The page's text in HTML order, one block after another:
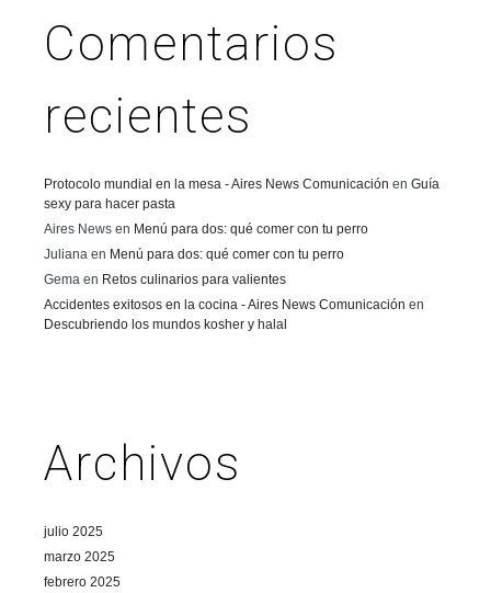
Comentarios
recientes
Protocolo mundial en la mesa - Aires News Comunicación en Guía
sexy para hacer pasta
Aires News en Menú para dos: qué comer con tu perro
Juliana en Menú para dos: qué comer con tu perro
Gema en Retos culinarios para valientes
Accidentes exitosos en la cocina - Aires News Comunicación en
Descubriendo los mundos kosher y halal
Archivos
julio 2025
marzo 2025
febrero 2025